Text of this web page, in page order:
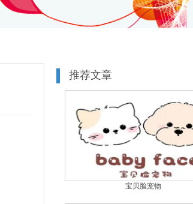
推荐文章
宝贝脸宠物